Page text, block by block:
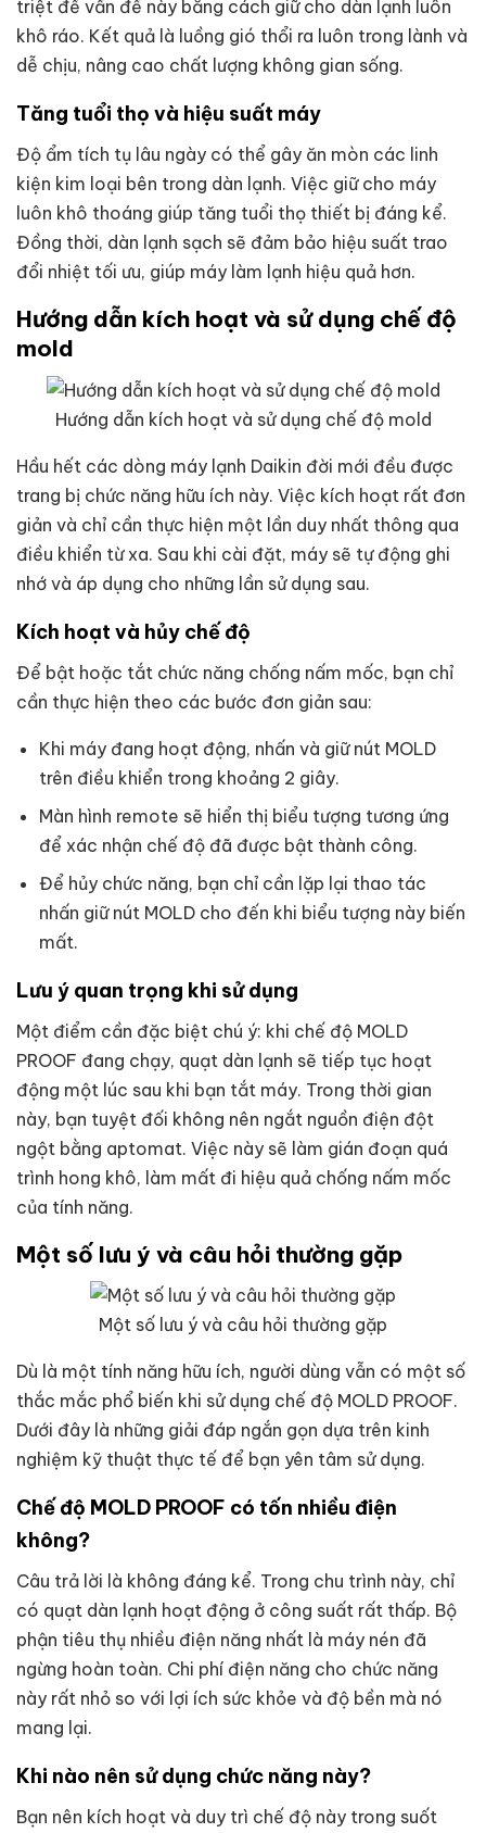
triệt để vấn đề này bằng cách giữ cho dàn lạnh luôn
khô ráo. Kết quả là luồng gió thổi ra luôn trong lành và
dễ chịu, nâng cao chất lượng không gian sống.
Tăng tuổi thọ và hiệu suất máy
Độ ẩm tích tụ lâu ngày có thể gây ăn mòn các linh
kiện kim loại bên trong dàn lạnh. Việc giữ cho máy
luôn khô thoáng giúp tăng tuổi thọ thiết bị đáng kể.
Đồng thời, dàn lạnh sạch sẽ đảm bảo hiệu suất trao
đổi nhiệt tối ưu, giúp máy làm lạnh hiệu quả hơn.
Hướng dẫn kích hoạt và sử dụng chế độ
mold
Hướng dẫn kích hoạt và sử dụng chế độ mold
Hầu hết các dòng máy lạnh Daikin đời mới đều được
trang bị chức năng hữu ích này. Việc kích hoạt rất đơn
giản và chỉ cần thực hiện một lần duy nhất thông qua
điều khiển từ xa. Sau khi cài đặt, máy sẽ tự động ghi
nhớ và áp dụng cho những lần sử dụng sau.
Kích hoạt và hủy chế độ
Để bật hoặc tắt chức năng chống nấm mốc, bạn chỉ
cần thực hiện theo các bước đơn giản sau:
Khi máy đang hoạt động, nhấn và giữ nút MOLD
trên điều khiển trong khoảng 2 giây.
Màn hình remote sẽ hiển thị biểu tượng tương ứng
để xác nhận chế độ đã được bật thành công.
Để hủy chức năng, bạn chỉ cần lặp lại thao tác
nhấn giữ nút MOLD cho đến khi biểu tượng này biến
mất.
Lưu ý quan trọng khi sử dụng
Một điểm cần đặc biệt chú ý: khi chế độ MOLD
PROOF đang chạy, quạt dàn lạnh sẽ tiếp tục hoạt
động một lúc sau khi bạn tắt máy. Trong thời gian
này, bạn tuyệt đối không nên ngắt nguồn điện đột
ngột bằng aptomat. Việc này sẽ làm gián đoạn quá
trình hong khô, làm mất đi hiệu quả chống nấm mốc
của tính năng.
Một số lưu ý và câu hỏi thường gặp
Một số lưu ý và câu hỏi thường gặp
Dù là một tính năng hữu ích, người dùng vẫn có một số
thắc mắc phổ biến khi sử dụng chế độ MOLD PROOF.
Dưới đây là những giải đáp ngắn gọn dựa trên kinh
nghiệm kỹ thuật thực tế để bạn yên tâm sử dụng.
Chế độ MOLD PROOF có tốn nhiều điện
không?
Câu trả lời là không đáng kể. Trong chu trình này, chỉ
có quạt dàn lạnh hoạt động ở công suất rất thấp. Bộ
phận tiêu thụ nhiều điện năng nhất là máy nén đã
ngừng hoàn toàn. Chi phí điện năng cho chức năng
này rất nhỏ so với lợi ích sức khỏe và độ bền mà nó
mang lại.
Khi nào nên sử dụng chức năng này?
Bạn nên kích hoạt và duy trì chế độ này trong suốt